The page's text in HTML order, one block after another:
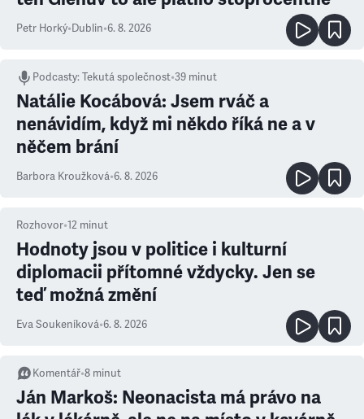
Petr Horký•Dublin•6. 8. 2026
Podcasty:Tekutá společnost•39 minut
Natálie Kocábová: Jsem rváč a
nenávidím, když mi někdo říká ne a v
něčem brání
Barbora Kroužková•6. 8. 2026
Rozhovor•12 minut
Hodnoty jsou v politice i kulturní
diplomacii přítomné vždycky. Jen se
teď možná změní
Eva Soukeníková•6. 8. 2026
Komentář•8 minut
Ján Markoš: Neonacista má právo na